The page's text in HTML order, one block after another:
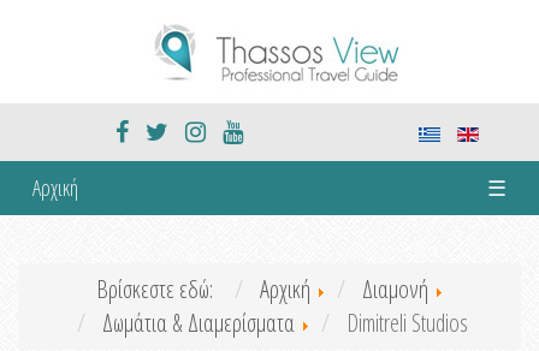
Αρχική ☰
Βρίσκεστε εδώ: Αρχική
Διαμονή
Δωμάτια & Διαμερίσματα
Dimitreli Studios